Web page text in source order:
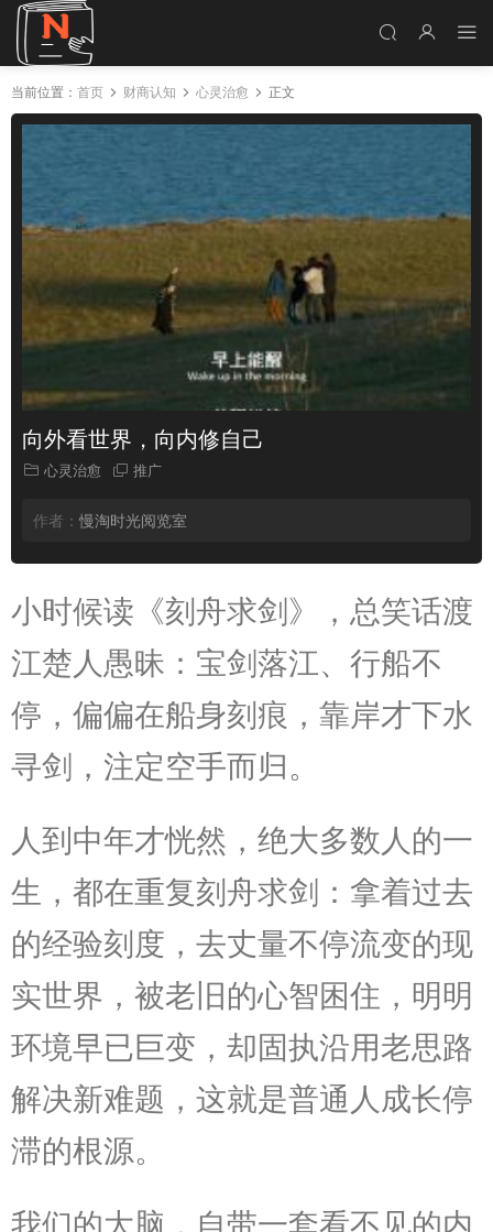
当前位置： 首页 财商认知 心灵治愈 正文
向外看世界，向内修自己
心灵治愈 推广
作者： 慢淘时光阅览室
小时候读《刻舟求剑》，总笑话渡
江楚人愚昧：宝剑落江、行船不
停，偏偏在船身刻痕，靠岸才下水
寻剑，注定空手而归。
人到中年才恍然，绝大多数人的一
生，都在重复刻舟求剑：拿着过去
的经验刻度，去丈量不停流变的现
实世界，被老旧的心智困住，明明
环境早已巨变，却固执沿用老思路
解决新难题，这就是普通人成长停
滞的根源。
我们的大脑，自带一套看不见的内